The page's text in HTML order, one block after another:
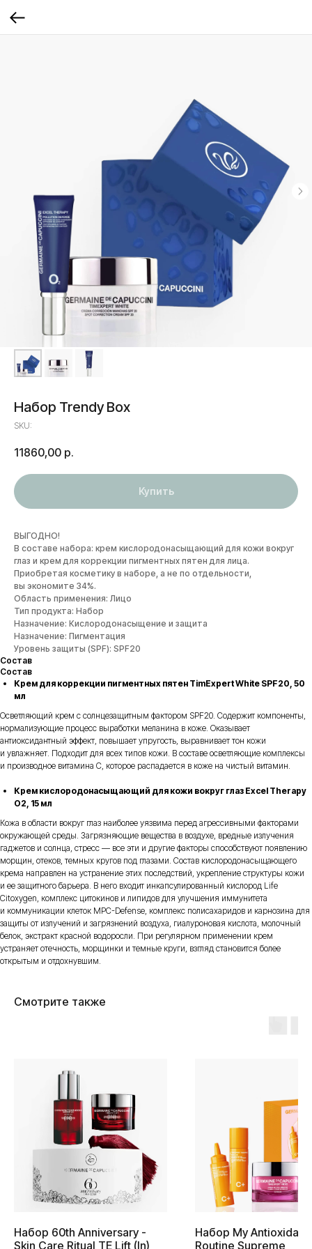
Набор Trendy Box
SKU:
11860,00 р.
Купить
ВЫГОДНО!
В составе набора: крем кислородонасыщающий для кожи вокруг
глаз и крем для коррекции пигментных пятен для лица.
Приобретая косметику в наборе, а не по отдельности,
вы экономите 34%.
Область применения: Лицо
Тип продукта: Набор
Назначение: Кислородонасыщение и защита
Назначение: Пигментация
Уровень защиты (SPF): SPF20
Состав
Состав
Крем для коррекции пигментных пятен TimExpert White SPF20, 50
мл
Осветляющий крем с солнцезащитным фактором SPF20. Содержит компоненты,
нормализующие процесс выработки меланина в коже. Оказывает
антиоксидантный эффект, повышает упругость, выравнивает тон кожи
и увлажняет. Подходит для всех типов кожи. В составе осветляющие комплексы
и производное витамина С, которое распадается в коже на чистый витамин.
Крем кислородонасыщающий для кожи вокруг глаз Excel Therapy
O2, 15 мл
Кожа в области вокруг глаз наиболее уязвима перед агрессивными факторами
окружающей среды. Загрязняющие вещества в воздухе, вредные излучения
гаджетов и солнца, стресс — все эти и другие факторы способствуют появлению
морщин, отеков, темных кругов под глазами. Состав кислородонасыщающего
крема направлен на устранение этих последствий, укрепление структуры кожи
и ее защитного барьера. В него входит инкапсулированный кислород Life
Citoxygen, комплекс цитокинов и липидов для улучшения иммунитета
и коммуникации клеток MPC-Defense, комплекс полисахаридов и карнозина для
защиты от излучений и загрязнений воздуха, гиалуроновая кислота, молочный
белок, экстракт красной водоросли. При регулярном применении крем
устраняет отечность, морщинки и темные круги, взгляд становится более
открытым и отдохнувшим.
Смотрите также
Набор 60th Anniversary -
Skin Care Ritual TE Lift (In)
Набор My Antioxidant
Routine Supreme